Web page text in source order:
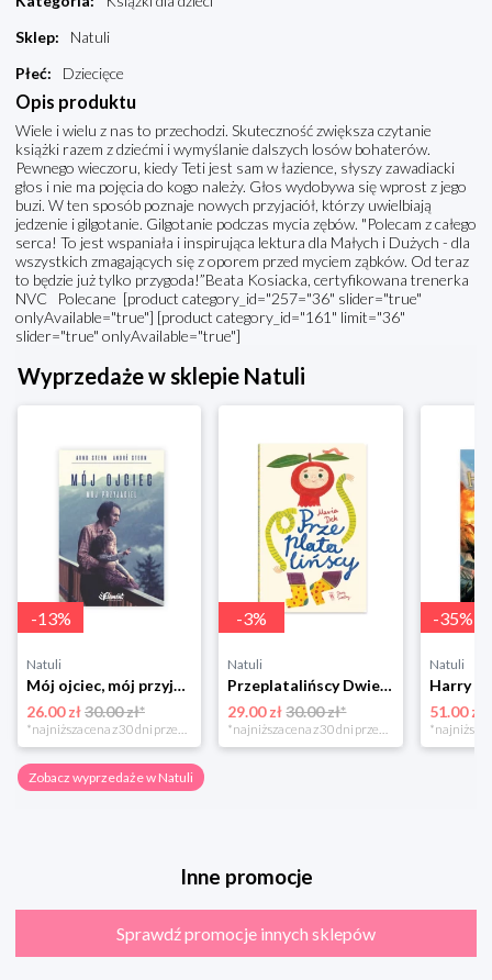
Sklep:
Natuli
Płeć: Dziecięce
Opis produktu
Wiele i wielu z nas to przechodzi. Skuteczność zwiększa czytanie
książki razem z dziećmi i wymyślanie dalszych losów bohaterów.
Pewnego wieczoru, kiedy Teti jest sam w łazience, słyszy zawadiacki
głos i nie ma pojęcia do kogo należy. Głos wydobywa się wprost z jego
buzi. W ten sposób poznaje nowych przyjaciół, którzy uwielbiają
jedzenie i gilgotanie. Gilgotanie podczas mycia zębów. "Polecam z całego
serca! To jest wspaniała i inspirująca lektura dla Małych i Dużych - dla
wszystkich zmagających się z oporem przed myciem ząbków. Od teraz
to będzie już tylko przygoda!”Beata Kosiacka, certyfikowana trenerka
NVC Polecane [product category_id="257="36" slider="true"
onlyAvailable="true"] [product category_id="161" limit="36"
slider="true" onlyAvailable="true"]
Wyprzedaże w sklepie Natuli
-13%
Natuli
Mój ojciec, mój przyjaciel Element
26.00 zł30.00 zł*
*najniższa cena z 30 dni przed obniżką
-3%
Natuli
Przeplatalińscy Dwie siostry
29.00 zł 30.00 zł*
*najniższa cena z 30 dni przed obniżką
-35%
Natuli
51.00 zł
Zobacz wyprzedaże w Natuli
Inne promocje
Sprawdź promocje innych sklepów